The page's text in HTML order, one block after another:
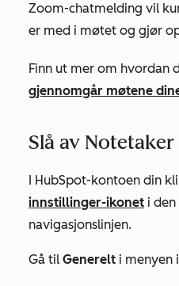
Zoom-chatmelding vil
er med i møtet og gjør
Finn ut mer om hvordan
gjennomgår møtene
Slå av Notetaker
I HubSpot-kontoen din
innstillinger-ikonet i
navigasjonslinjen.
Gå til Generelt i menyen